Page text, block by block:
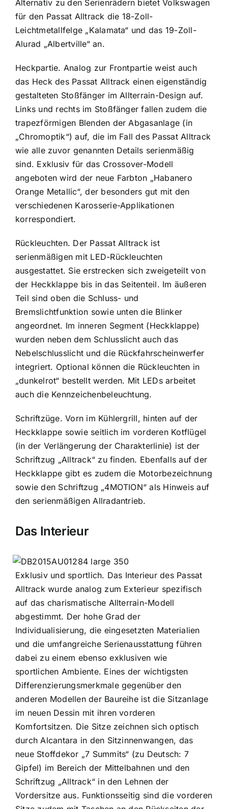
Alternativ zu den Serienrädern bietet Volkswagen
für den Passat Alltrack die 18-Zoll-
Leichtmetallfelge „Kalamata“ und das 19-Zoll-
Alurad „Albertville“ an.
Heckpartie. Analog zur Frontpartie weist auch
das Heck des Passat Alltrack einen eigenständig
gestalteten Stoßfänger im Allterrain-Design auf.
Links und rechts im Stoßfänger fallen zudem die
trapezförmigen Blenden der Abgasanlage (in
„Chromoptik“) auf, die im Fall des Passat Alltrack
wie alle zuvor genannten Details serienmäßig
sind. Exklusiv für das Crossover-Modell
angeboten wird der neue Farbton „Habanero
Orange Metallic“, der besonders gut mit den
verschiedenen Karosserie-Applikationen
korrespondiert.
Rückleuchten. Der Passat Alltrack ist
serienmäßigen mit LED-Rückleuchten
ausgestattet. Sie erstrecken sich zweigeteilt von
der Heckklappe bis in das Seitenteil. Im äußeren
Teil sind oben die Schluss- und
Bremslichtfunktion sowie unten die Blinker
angeordnet. Im inneren Segment (Heckklappe)
wurden neben dem Schlusslicht auch das
Nebelschlusslicht und die Rückfahrscheinwerfer
integriert. Optional können die Rückleuchten in
„dunkelrot“ bestellt werden. Mit LEDs arbeitet
auch die Kennzeichenbeleuchtung.
Schriftzüge. Vorn im Kühlergrill, hinten auf der
Heckklappe sowie seitlich im vorderen Kotflügel
(in der Verlängerung der Charakterlinie) ist der
Schriftzug „Alltrack“ zu finden. Ebenfalls auf der
Heckklappe gibt es zudem die Motorbezeichnung
sowie den Schriftzug „4MOTION“ als Hinweis auf
den serienmäßigen Allradantrieb.
Das Interieur
Exklusiv und sportlich. Das Interieur des Passat
Alltrack wurde analog zum Exterieur spezifisch
auf das charismatische Allterrain-Modell
abgestimmt. Der hohe Grad der
Individualisierung, die eingesetzten Materialien
und die umfangreiche Serienausstattung führen
dabei zu einem ebenso exklusiven wie
sportlichen Ambiente. Eines der wichtigsten
Differenzierungsmerkmale gegenüber den
anderen Modellen der Baureihe ist die Sitzanlage
im neuen Dessin mit ihren vorderen
Komfortsitzen. Die Sitze zeichnen sich optisch
durch Alcantara in den Sitzinnenwangen, das
neue Stoffdekor „7 Summits“ (zu Deutsch: 7
Gipfel) im Bereich der Mittelbahnen und den
Schriftzug „Alltrack“ in den Lehnen der
Vordersitze aus. Funktionsseitig sind die vorderen